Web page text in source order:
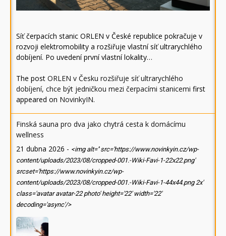
Síť čerpacích stanic ORLEN v České republice pokračuje v
rozvoji elektromobility a rozšiřuje vlastní síť ultrarychlého
dobíjení. Po uvedení první vlastní lokality…
The post ORLEN v Česku rozšiřuje síť ultrarychlého
dobíjení, chce být jedničkou mezi čerpacími stanicemi first
appeared on NovinkyIN.
Finská sauna pro dva jako chytrá cesta k domácímu
wellness
21 dubna 2026 - <img alt='' src='https://www.novinkyin.cz/wp-
content/uploads/2023/08/cropped-001.-Wiki-Favi-1-22x22.png'
srcset='https://www.novinkyin.cz/wp-
content/uploads/2023/08/cropped-001.-Wiki-Favi-1-44x44.png 2x'
class='avatar avatar-22 photo' height='22' width='22'
decoding='async'/>